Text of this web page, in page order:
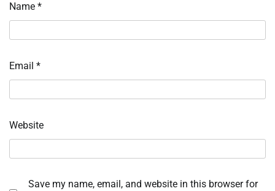
Name *
Email *
Website
Save my name, email, and website in this browser for